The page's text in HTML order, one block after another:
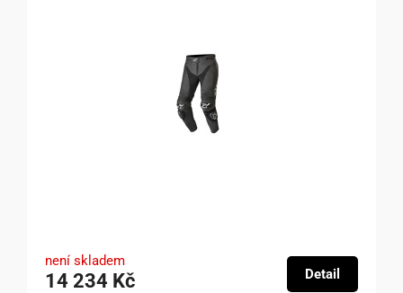
není skladem
14 234 Kč Detail